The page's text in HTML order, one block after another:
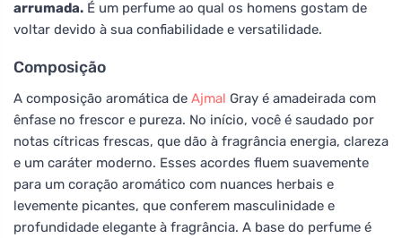
arrumada. É um perfume ao qual os homens gostam de
voltar devido à sua confiabilidade e versatilidade.
Composição
A composição aromática de Ajmal Gray é amadeirada com
ênfase no frescor e pureza. No início, você é saudado por
notas cítricas frescas, que dão à fragrância energia, clareza
e um caráter moderno. Esses acordes fluem suavemente
para um coração aromático com nuances herbais e
levemente picantes, que conferem masculinidade e
profundidade elegante à fragrância. A base do perfume é